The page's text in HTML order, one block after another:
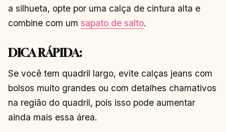
a silhueta, opte por uma calça de cintura alta e
combine com um sapato de salto.
DICA RÁPIDA:
Se você tem quadril largo, evite calças jeans com
bolsos muito grandes ou com detalhes chamativos
na região do quadril, pois isso pode aumentar
ainda mais essa área.